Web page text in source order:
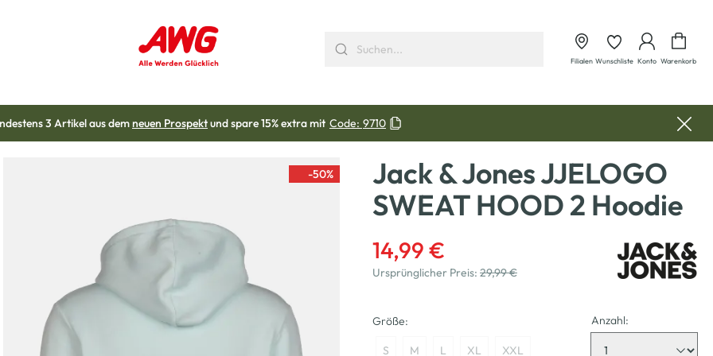
Filialen Wunschliste Konto Warenkorb
3 Artikel aus demneuen Prospektund spare 15% extra mit Code: 9710
-50%
Jack & Jones JJELOGO
SWEAT HOOD 2 Hoodie
14,99 €
Ursprünglicher Preis: 29,99 €
Größe:
S M L XL XXL
Anzahl: